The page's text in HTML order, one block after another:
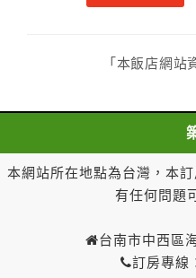
第七條（甲方解約時定金
準返還已繳之定金金額：
二、甲方解約通知於預定
三、甲方解約通知於預定
者，得請求乙方退還已付
者，得請求乙方退還已付
五、甲方解約通知於預定
「本飯店網站
本網站所在地點為台灣，本
有任何問題
台南市中西區
訂房專線